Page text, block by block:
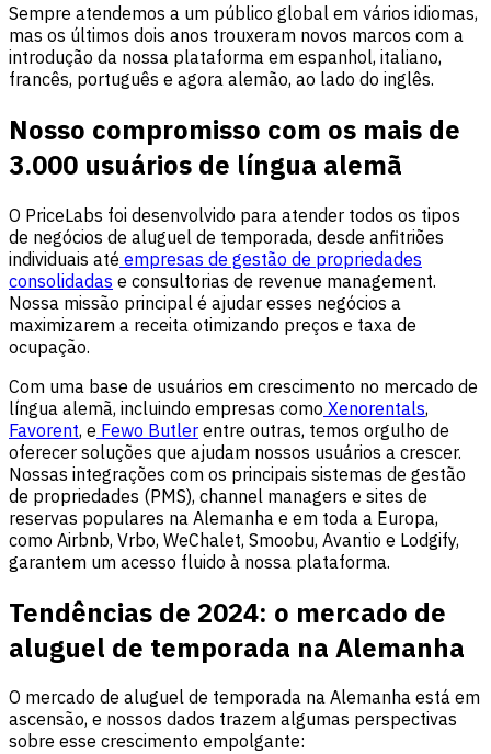
Sempre atendemos a um público global em vários idiomas,
mas os últimos dois anos trouxeram novos marcos com a
introdução da nossa plataforma em espanhol, italiano,
francês, português e agora alemão, ao lado do inglês.
Nosso compromisso com os mais de
3.000 usuários de língua alemã
O PriceLabs foi desenvolvido para atender todos os tipos
de negócios de aluguel de temporada, desde anfitriões
individuais até empresas de gestão de propriedades
consolidadas e consultorias de revenue management.
Nossa missão principal é ajudar esses negócios a
maximizarem a receita otimizando preços e taxa de
ocupação.
Com uma base de usuários em crescimento no mercado de
língua alemã, incluindo empresas como Xenorentals,
Favorent, e Fewo Butler entre outras, temos orgulho de
oferecer soluções que ajudam nossos usuários a crescer.
Nossas integrações com os principais sistemas de gestão
de propriedades (PMS), channel managers e sites de
reservas populares na Alemanha e em toda a Europa,
como Airbnb, Vrbo, WeChalet, Smoobu, Avantio e Lodgify,
garantem um acesso fluido à nossa plataforma.
Tendências de 2024: o mercado de
aluguel de temporada na Alemanha
O mercado de aluguel de temporada na Alemanha está em
ascensão, e nossos dados trazem algumas perspectivas
sobre esse crescimento empolgante: